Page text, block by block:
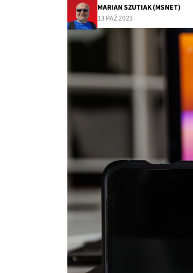
MARIAN SZUTIAK (MSNET)
13 PAŹ 2023